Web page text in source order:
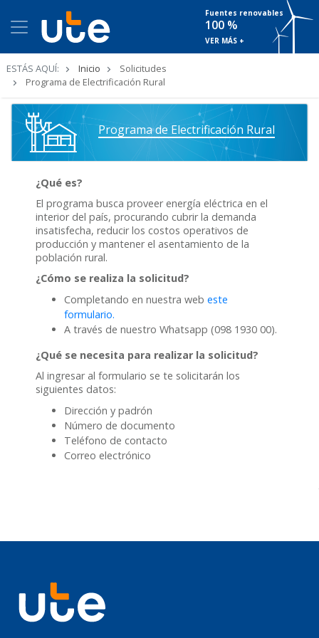
Fuentes renovables
100 %
VER MÁS +
ESTÁS AQUÍ: Inicio
Solicitudes
Programa de Electrificación Rural
Programa de Electrificación Rural
¿Qué es?
El programa busca proveer energía eléctrica en el
interior del país, procurando cubrir la demanda
insatisfecha, reducir los costos operativos de
producción y mantener el asentamiento de la
población rural.
¿Cómo se realiza la solicitud?
Completando en nuestra web este
formulario.
A través de nuestro Whatsapp (098 1930 00).
¿Qué se necesita para realizar la solicitud?
Al ingresar al formulario se te solicitarán los
siguientes datos:
Dirección y padrón
Número de documento
Teléfono de contacto
Correo electrónico